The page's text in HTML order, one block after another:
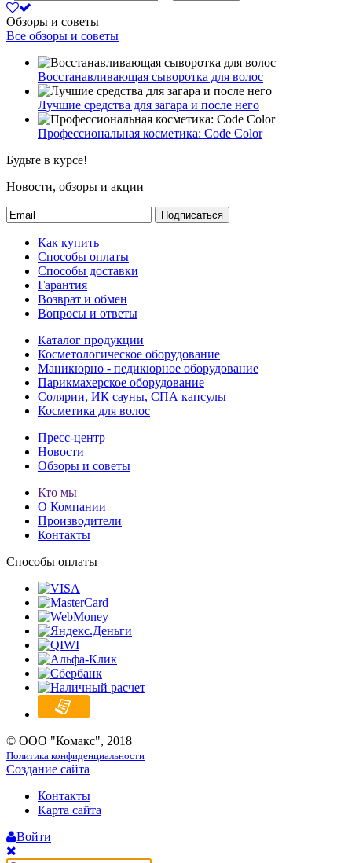
Обзоры и советы
Все обзоры и советы
Восстанавливающая сыворотка для волос
Лучшие средства для загара и после него
Профессиональная косметика: Code Color
Будьте в курсе!
Новости, обзоры и акции
Подписаться
Как купить
Способы оплаты
Способы доставки
Гарантия
Возврат и обмен
Вопросы и ответы
Каталог продукции
Косметологическое оборудование
Маникюрно - педикюрное оборудование
Парикмахерское оборудование
Солярии, ИК сауны, СПА капсулы
Косметика для волос
Пресс-центр
Новости
Обзоры и советы
Кто мы
О Компании
Производители
Контакты
Способы оплаты
© ООО "Комакс", 2018
Политика конфиденциальности
Создание сайта
Контакты
Карта сайта
Войти